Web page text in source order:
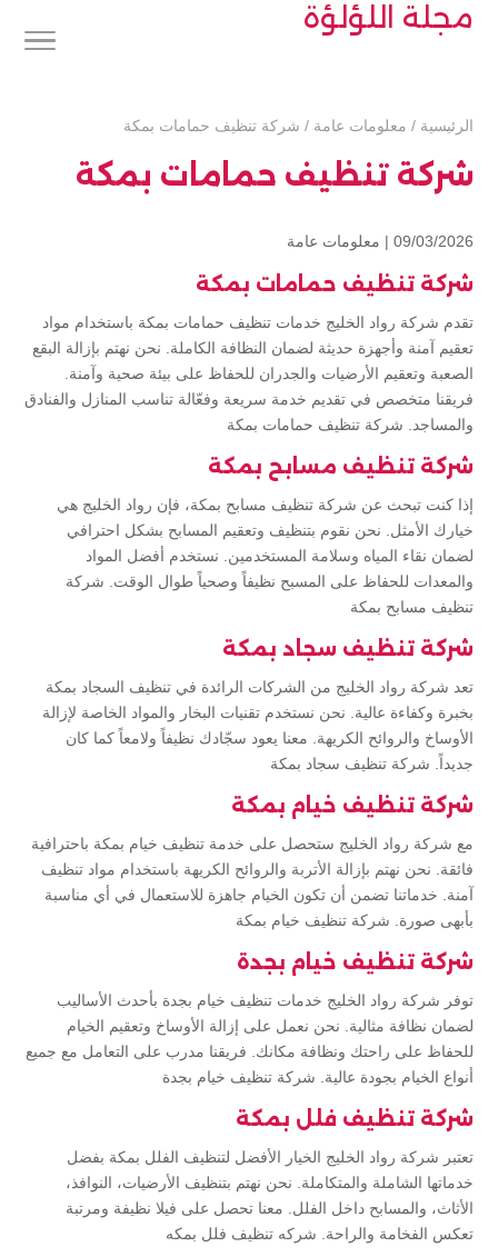
مجلة اللؤلؤة
الرئيسية / معلومات عامة / شركة تنظيف حمامات بمكة
شركة تنظيف حمامات بمكة
09/03/2026 | معلومات عامة
شركة تنظيف حمامات بمكة
تقدم شركة رواد الخليج خدمات تنظيف حمامات بمكة باستخدام مواد
تعقيم آمنة وأجهزة حديثة لضمان النظافة الكاملة. نحن نهتم بإزالة البقع
الصعبة وتعقيم الأرضيات والجدران للحفاظ على بيئة صحية وآمنة.
فريقنا متخصص في تقديم خدمة سريعة وفعّالة تناسب المنازل والفنادق
والمساجد. شركة تنظيف حمامات بمكة
شركة تنظيف مسابح بمكة
إذا كنت تبحث عن شركة تنظيف مسابح بمكة، فإن رواد الخليج هي
خيارك الأمثل. نحن نقوم بتنظيف وتعقيم المسابح بشكل احترافي
لضمان نقاء المياه وسلامة المستخدمين. نستخدم أفضل المواد
والمعدات للحفاظ على المسبح نظيفاً وصحياً طوال الوقت. شركة
تنظيف مسابح بمكة
شركة تنظيف سجاد بمكة
تعد شركة رواد الخليج من الشركات الرائدة في تنظيف السجاد بمكة
بخبرة وكفاءة عالية. نحن نستخدم تقنيات البخار والمواد الخاصة لإزالة
الأوساخ والروائح الكريهة. معنا يعود سجّادك نظيفاً ولامعاً كما كان
جديداً. شركة تنظيف سجاد بمكة
شركة تنظيف خيام بمكة
مع شركة رواد الخليج ستحصل على خدمة تنظيف خيام بمكة باحترافية
فائقة. نحن نهتم بإزالة الأتربة والروائح الكريهة باستخدام مواد تنظيف
آمنة. خدماتنا تضمن أن تكون الخيام جاهزة للاستعمال في أي مناسبة
بأبهى صورة. شركة تنظيف خيام بمكة
شركة تنظيف خيام بجدة
توفر شركة رواد الخليج خدمات تنظيف خيام بجدة بأحدث الأساليب
لضمان نظافة مثالية. نحن نعمل على إزالة الأوساخ وتعقيم الخيام
للحفاظ على راحتك ونظافة مكانك. فريقنا مدرب على التعامل مع جميع
أنواع الخيام بجودة عالية. شركة تنظيف خيام بجدة
شركة تنظيف فلل بمكة
تعتبر شركة رواد الخليج الخيار الأفضل لتنظيف الفلل بمكة بفضل
خدماتها الشاملة والمتكاملة. نحن نهتم بتنظيف الأرضيات، النوافذ،
الأثاث، والمسابح داخل الفلل. معنا تحصل على فيلا نظيفة ومرتبة
تعكس الفخامة والراحة. شركه تنظيف فلل بمكه